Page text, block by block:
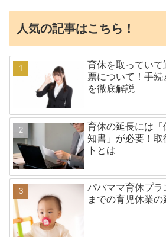
人気の記事はこちら！
育休を取ってい
票について！手
を徹底解説
育休の延長には「
知書」が必要！
トとは
パパママ育休プラ
までの育児休業